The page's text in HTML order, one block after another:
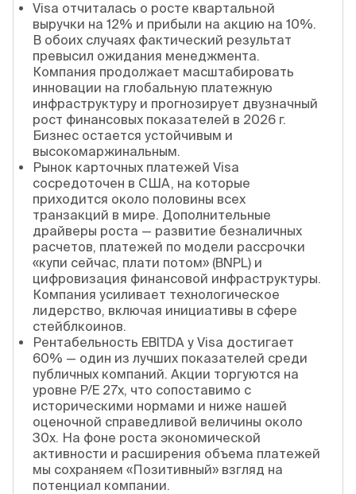
Visa отчиталась о росте квартальной
выручки на 12% и прибыли на акцию на 10%.
В обоих случаях фактический результат
превысил ожидания менеджмента.
Компания продолжает масштабировать
инновации на глобальную платежную
инфраструктуру и прогнозирует двузначный
рост финансовых показателей в 2026 г.
Бизнес остается устойчивым и
высокомаржинальным.
Рынок карточных платежей Visa
сосредоточен в США, на которые
приходится около половины всех
транзакций в мире. Дополнительные
драйверы роста — развитие безналичных
расчетов, платежей по модели рассрочки
«купи сейчас, плати потом» (BNPL) и
цифровизация финансовой инфраструктуры.
Компания усиливает технологическое
лидерство, включая инициативы в сфере
стейблкоинов.
Рентабельность EBITDA у Visa достигает
60% — один из лучших показателей среди
публичных компаний. Акции торгуются на
уровне P/E 27x, что сопоставимо с
историческими нормами и ниже нашей
оценочной справедливой величины около
30x. На фоне роста экономической
активности и расширения объема платежей
мы сохраняем «Позитивный» взгляд на
потенциал компании.